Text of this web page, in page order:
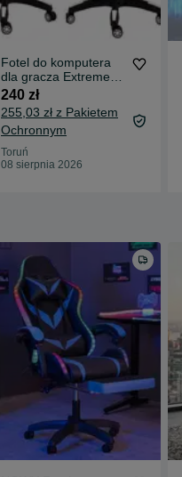
Fotel do komputera
dla gracza Extreme
GT Light Blue
240 zł
255,03 zł z Pakietem
Ochronnym
Toruń
08 sierpnia 2026